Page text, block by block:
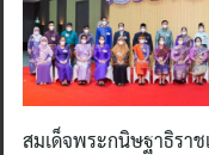
สมเด็จพระกนิษฐาธิรา